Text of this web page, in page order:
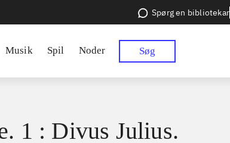
Spørg en bibliotekar
Musik Spil Noder Søg
1 : Divus Julius.